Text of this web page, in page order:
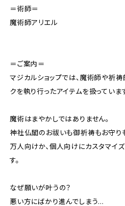
＝術師＝
魔術師アリエル
＝ご案内＝
マジカルショップでは、魔術師や祈
クを執り行ったアイテムを扱っています
魔術はまやかしではありません。
神社仏閣のお祓いも御祈祷もお守り
万人向けか、個人向けにカスタマイ
す。
なぜ願いが叶うの？
悪い方にばかり進んでしまう…